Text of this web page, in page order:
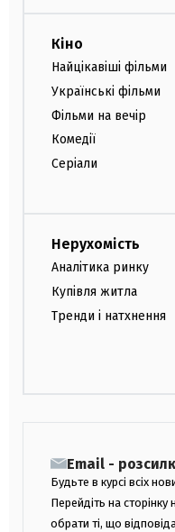
Кіно
Найцікавіші фільми
Українські фільми
Фільми на вечір
Комедії
Серіали
Нерухомість
Аналітика ринку
Купівля житла
Тренди і натхнення
Email -
Будьте в курсі всіх
Перейдіть на
обрати ті, що